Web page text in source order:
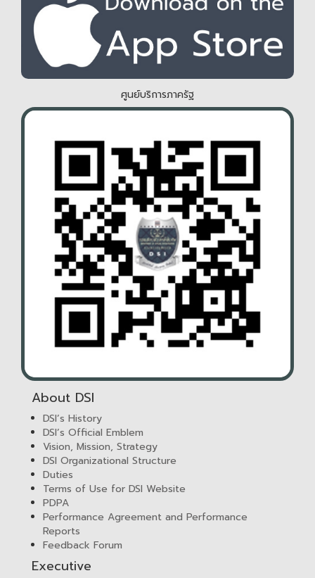
ศูนย์บริการภาครัฐ
About DSI
DSI’s History
DSI’s Official Emblem
Vision, Mission, Strategy
DSI Organizational Structure
Duties
Terms of Use for DSI Website
PDPA
Performance Agreement and Performance
Reports
Feedback Forum
Executive